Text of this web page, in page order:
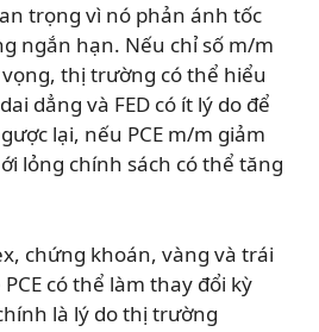
trọng vì nó phản ánh tốc
ngắn hạn. Nếu chỉ số m/m
thị trường có thể hiểu
dẳng và FED có ít lý do để
lại, nếu PCE m/m giảm
lỏng chính sách có thể tăng
chứng khoán, vàng và trái
có thể làm thay đổi kỳ
là lý do thị trường